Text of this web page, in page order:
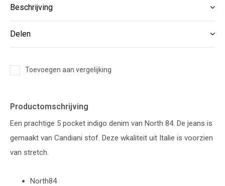
Beschrijving
Delen
Toevoegen aan vergelijking
Productomschrijving
Een prachtige 5 pocket indigo denim van North 84. De jeans is
gemaakt van Candiani stof. Deze wkaliteit uit Italie is voorzien
van stretch.
North84